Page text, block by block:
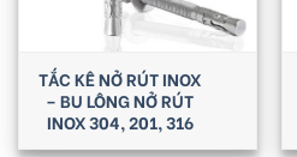
TẮC KÊ NỞ RÚT INOX
– BU LÔNG NỞ RÚT
INOX 304, 201, 316